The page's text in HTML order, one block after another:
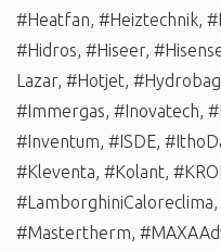
#Heatfan, #Heiztechnik,
#Hidros, #Hiseer,
Lazar, #Hotjet, #Hydrobag
#Immergas, #Inovatech,
#Inventum, #ISDE,
#Kleventa, #Kolant,
#LamborghiniCaloreclima,
#Mastertherm,